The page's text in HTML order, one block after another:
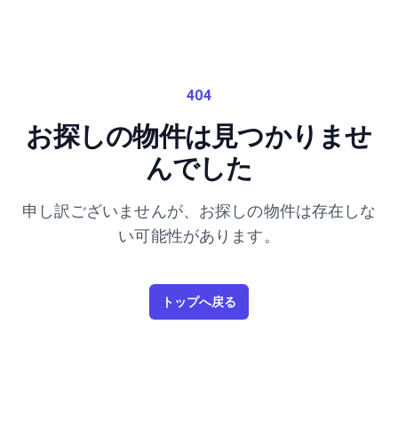
404
お探しの物件は見つかりませ
んでした
申し訳ございませんが、お探しの物件は存在しな
い可能性があります。
トップへ戻る